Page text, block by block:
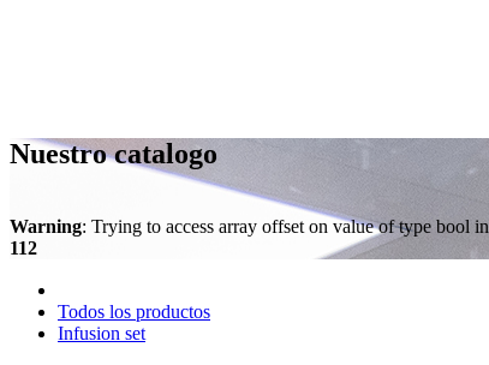
Nuestro catalogo
Warning: Trying to access array offset on value of type bool in
112
Todos los productos
Infusion set